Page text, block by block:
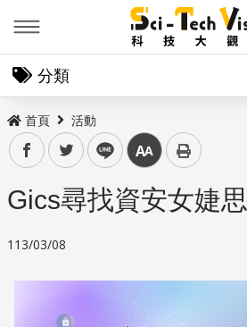
分類
首頁 活動
facebooktwitter line 中
Gics尋找資安女婕思
113/03/08